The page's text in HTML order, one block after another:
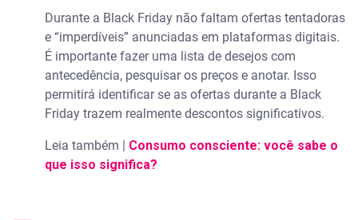
Durante a Black Friday não faltam ofertas tentadoras
e “imperdíveis” anunciadas em plataformas digitais.
É importante fazer uma lista de desejos com
antecedência, pesquisar os preços e anotar. Isso
permitirá identificar se as ofertas durante a Black
Friday trazem realmente descontos significativos.
Leia também | Consumo consciente: você sabe o
que isso significa?